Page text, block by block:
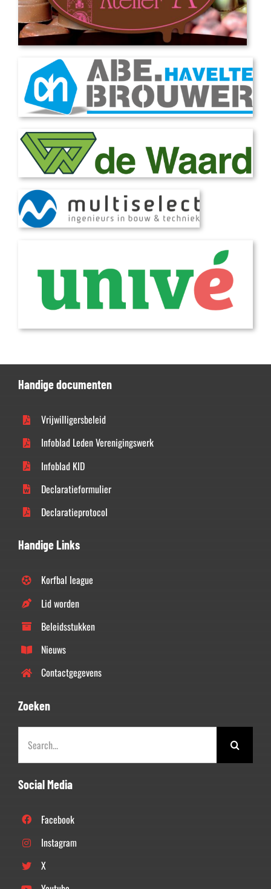
Handige documenten
Vrijwilligersbeleid
Infoblad Leden Verenigingswerk
Infoblad KID
Declaratieformulier
Declaratieprotocol
Handige Links
Korfbal league
Lid worden
Beleidsstukken
Nieuws
Contactgegevens
Zoeken
naar:
Social Media
Facebook
Instagram
X